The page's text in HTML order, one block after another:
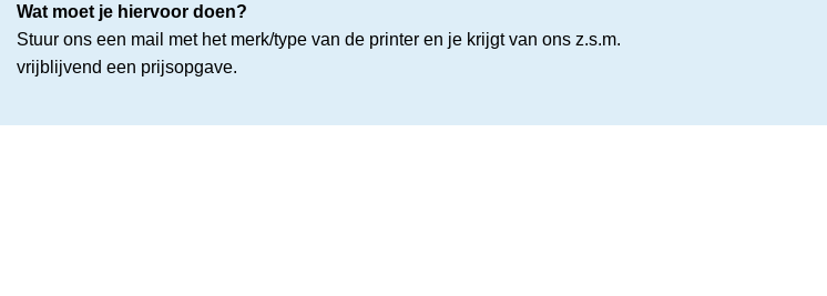
Wat moet je hiervoor doen?
Stuur ons een mail met het merk/type van de printer en je krijgt van ons z.s.m.
vrijblijvend een prijsopgave.